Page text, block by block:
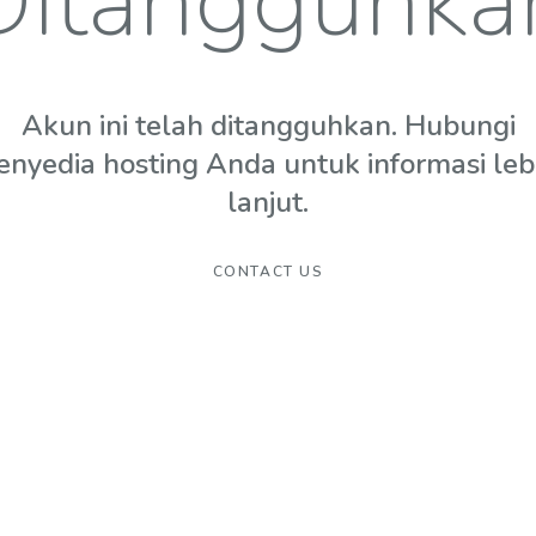
Akun ini telah ditangguhkan. Hubungi
hosting Anda untuk informasi
lanjut.
CONTACT US